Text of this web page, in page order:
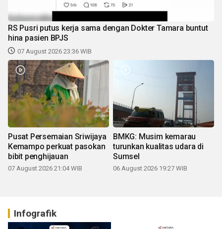
RS Pusri putus kerja sama dengan Dokter Tamara buntut
hina pasien BPJS
07 August 2026 23:36 WIB
Pusat Persemaian Sriwijaya
Kemampo perkuat pasokan
bibit penghijauan
07 August 2026 21:04 WIB
BMKG: Musim kemarau
turunkan kualitas udara di
Sumsel
06 August 2026 19:27 WIB
Infografik